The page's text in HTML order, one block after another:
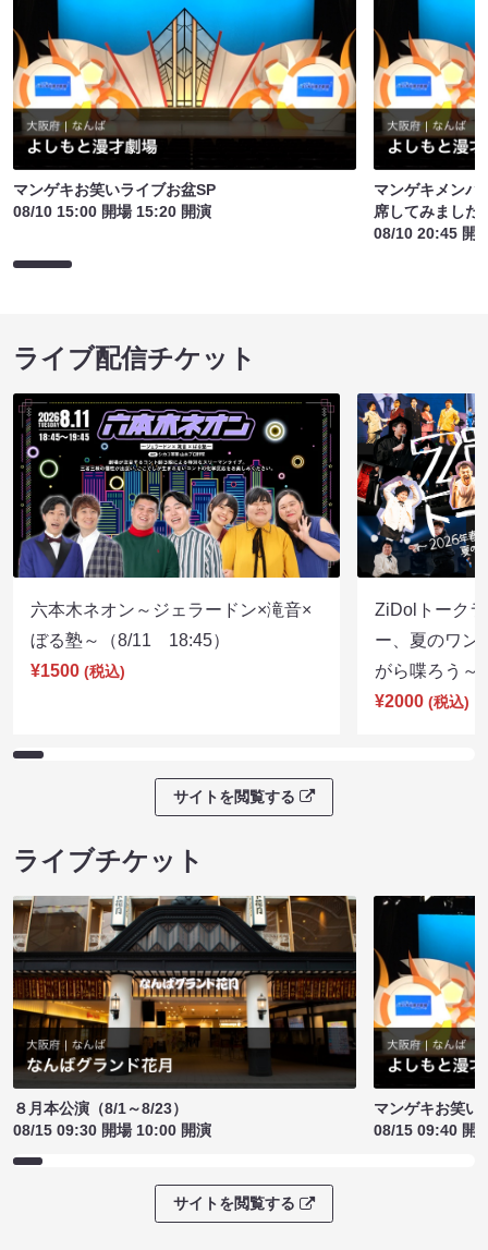
マンゲキお笑いライブお盆SP
08/10 15:00 開場 15:20 開演
マンゲキメンバ
席してみました
08/10 20:45 開
ライブ配信チケット
六本木ネオン～ジェラードン×滝音×
ぼる塾～（8/11 18:45）
¥1500 (税込)
ZiDolトーク
ー、夏のワン
がら喋ろう
¥2000 (税込)
サイトを閲覧する
ライブチケット
８月本公演（8/1～8/23）
08/15 09:30 開場 10:00 開演
マンゲキお笑い
08/15 09:40 開
サイトを閲覧する